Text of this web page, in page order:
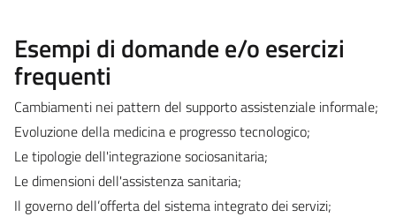
Esempi di domande e/o esercizi
frequenti
Cambiamenti nei pattern del supporto assistenziale informale;
Evoluzione della medicina e progresso tecnologico;
Le tipologie dell'integrazione sociosanitaria;
Le dimensioni dell'assistenza sanitaria;
Il governo dell’offerta del sistema integrato dei servizi;